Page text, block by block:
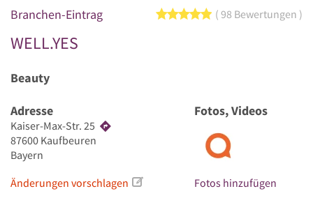
Branchen-Eintrag 5 von 5 Sternen
98 Bewertungen
WELL.YES
Beauty
Adresse
Kaiser-Max-Str. 25
87600 Kaufbeuren
Bayern
Änderungen vorschlagen
Fotos, Videos
Fotos hinzufügen